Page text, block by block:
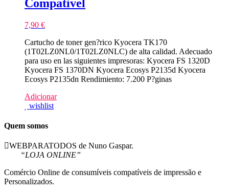
Compativel
7,90 €
Cartucho de toner gen?rico Kyocera TK170
(1T02LZ0NL0/1T02LZ0NLC) de alta calidad. Adecuado
para uso en las siguientes impresoras: Kyocera FS 1320D
Kyocera FS 1370DN Kyocera Ecosys P2135d Kyocera
Ecosys P2135dn Rendimiento: 7.200 P?ginas
Adicionar
wishlist
Quem somos
WEBPARATODOS de Nuno Gaspar.
“LOJA ONLINE”
Comércio Online de consumíveis compatíveis de impressão e
Personalizados.